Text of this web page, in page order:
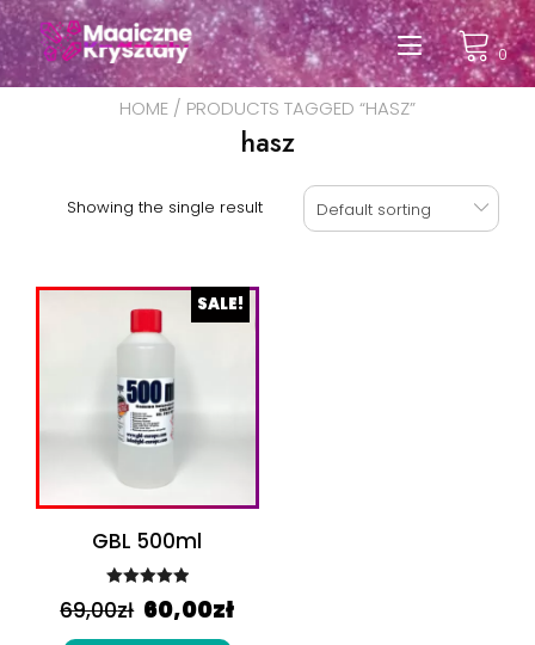
Przeskocz
do
treści
0
HOME / PRODUCTS TAGGED “HASZ”
hasz
Showing the single result Default sorting
SALE!
GBL 500ml
Rated5.00
69,00zł 60,00zł